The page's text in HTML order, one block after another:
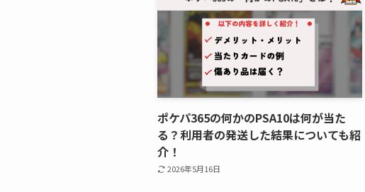
ポケパ365の何かのPSA10は何が当た
る？利用者の発送した結果についても紹
介！
2026年5月16日